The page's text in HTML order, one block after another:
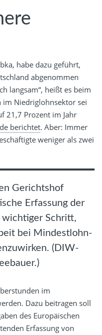
habe dazu geführt,
abgenommen
langsam“, heißt es beim
im Niedriglohnsektor sei
21,7 Prozent im Jahr
berichtet. Aber: Immer
weniger als zwei
Gerichtshof
Erfassung der
Schritt,
bei Mindestlohn-
(DIW-
im
Dazu beitragen soll
des Europäischen
Erfassung von